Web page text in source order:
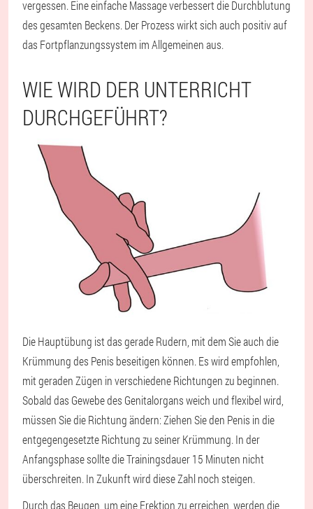
vergessen. Eine einfache Massage verbessert die Durchblutung
des gesamten Beckens. Der Prozess wirkt sich auch positiv auf
das Fortpflanzungssystem im Allgemeinen aus.
WIE WIRD DER UNTERRICHT
DURCHGEFÜHRT?
Die Hauptübung ist das gerade Rudern, mit dem Sie auch die
Krümmung des Penis beseitigen können. Es wird empfohlen,
mit geraden Zügen in verschiedene Richtungen zu beginnen.
Sobald das Gewebe des Genitalorgans weich und flexibel wird,
müssen Sie die Richtung ändern: Ziehen Sie den Penis in die
entgegengesetzte Richtung zu seiner Krümmung. In der
Anfangsphase sollte die Trainingsdauer 15 Minuten nicht
überschreiten. In Zukunft wird diese Zahl noch steigen.
Durch das Beugen, um eine Erektion zu erreichen, werden die